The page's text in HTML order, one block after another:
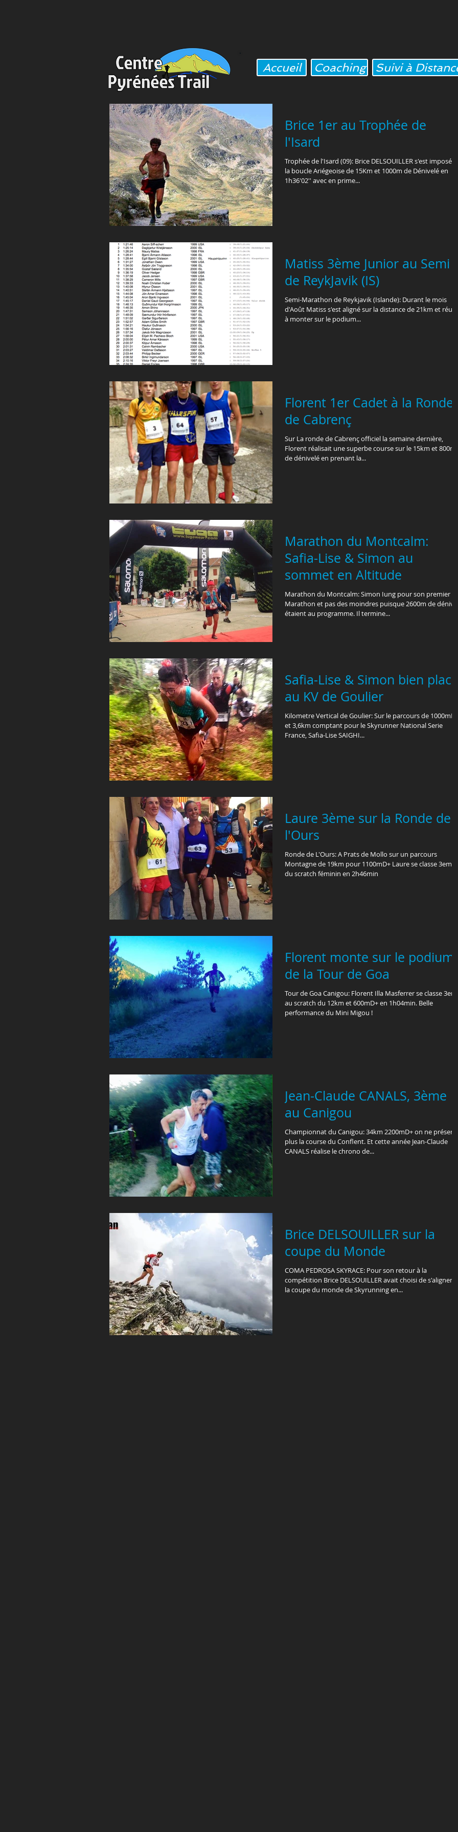
Brice 1er au Trophée de
l'Isard
Trophée de l'Isard (09): Brice DELSOUILLER s'est imposé sur
la boucle Ariégeoise de 15Km et 1000m de Dénivelé en
1h36'02'' avec en prime...
Matiss 3ème Junior au Semi
de ReykJavik (IS)
Semi-Marathon de Reykjavik (Islande): Durant le mois
d'Août Matiss s'est aligné sur la distance de 21km et réussi
à monter sur le podium...
Florent 1er Cadet à la Ronde
de Cabrenç
Sur La ronde de Cabrenç officiel la semaine dernière,
Florent réalisait une superbe course sur le 15km et 800m
de dénivelé en prenant la...
Marathon du Montcalm:
Safia-Lise & Simon au
sommet en Altitude
Marathon du Montcalm: Simon Iung pour son premier
Marathon et pas des moindres puisque 2600m de dénivelé
étaient au programme. Il termine...
Safia-Lise & Simon bien placé
au KV de Goulier
Kilometre Vertical de Goulier: Sur le parcours de 1000mD+
et 3,6km comptant pour le Skyrunner National Serie
France, Safia-Lise SAIGHI...
Laure 3ème sur la Ronde de
l'Ours
Ronde de L'Ours: A Prats de Mollo sur un parcours
Montagne de 19km pour 1100mD+ Laure se classe 3eme
du scratch féminin en 2h46min
Florent monte sur le podium
de la Tour de Goa
Tour de Goa Canigou: Florent Illa Masferrer se classe 3eme
au scratch du 12km et 600mD+ en 1h04min. Belle
performance du Mini Migou !
Jean-Claude CANALS, 3ème
au Canigou
Championnat du Canigou: 34km 2200mD+ on ne présente
plus la course du Conflent. Et cette année Jean-Claude
CANALS réalise le chrono de...
Brice DELSOUILLER sur la
coupe du Monde
COMA PEDROSA SKYRACE: Pour son retour à la
compétition Brice DELSOUILLER avait choisi de s'aligner
la coupe du monde de Skyrunning en...
Accueil Coaching Suivi à